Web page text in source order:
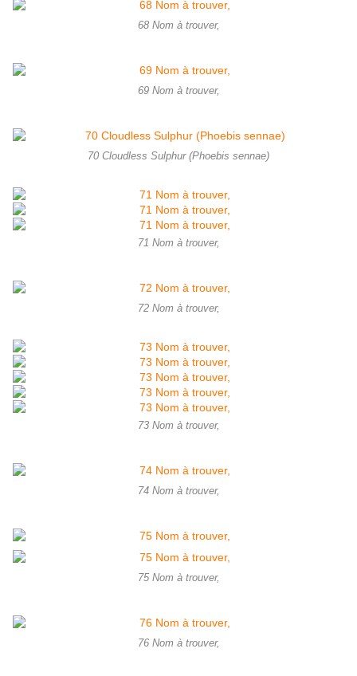
68 Nom à trouver,
69 Nom à trouver,
70 Cloudless Sulphur (Phoebis sennae)
71 Nom à trouver,
72 Nom à trouver,
73 Nom à trouver,
74 Nom à trouver,
75 Nom à trouver,
76 Nom à trouver,